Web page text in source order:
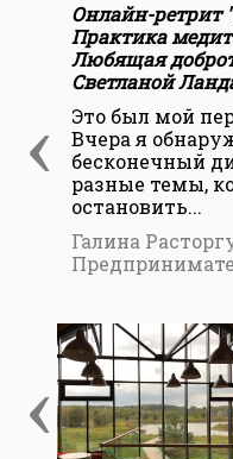
‹
Онлайн-ретрит
Практика
Любящая
Светланой
Это был мой
Вчера я
бесконечный
разные темы,
остановить...
Галина
‹